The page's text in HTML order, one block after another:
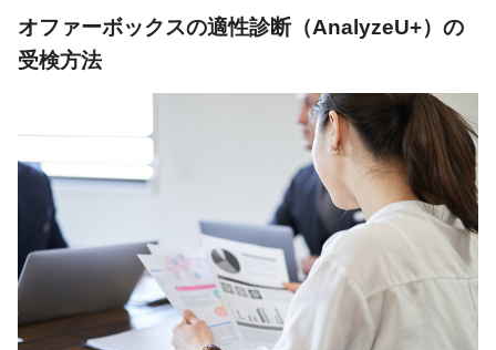
オファーボックスの適性診断（AnalyzeU+）の
受検方法